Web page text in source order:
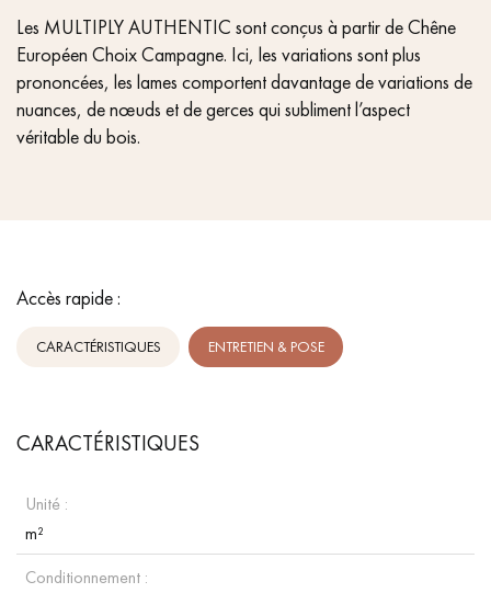
Les MULTIPLY AUTHENTIC sont conçus à partir de Chêne
Européen Choix Campagne. Ici, les variations sont plus
prononcées, les lames comportent davantage de variations de
nuances, de nœuds et de gerces qui subliment l’aspect
véritable du bois.
Accès rapide :
CARACTÉRISTIQUES ENTRETIEN & POSE
CARACTÉRISTIQUES
Unité :
m²
Conditionnement :